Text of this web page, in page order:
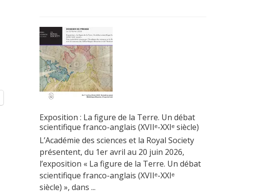
Exposition : La figure de la Terre. Un débat
scientifique franco-anglais (XVIIᵉ-XXIᵉ siècle)
L’Académie des sciences et la Royal Society
présentent, du 1er avril au 20 juin 2026,
l’exposition « La figure de la Terre. Un débat
scientifique franco-anglais (XVIIᵉ-XXIᵉ
siècle) », dans ...